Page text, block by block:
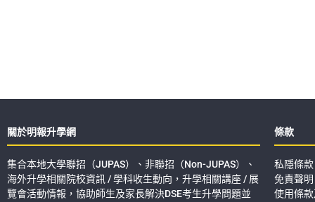
關於明報升學網
集合本地大學聯招（JUPAS）、非聯招（Non-JUPAS）、
海外升學相關院校資訊 / 學科收生動向，升學相關講座 / 展
覽會活動情報，協助師生及家長解決DSE考生升學問題並
條款
私隱條款
免責聲明
使用條